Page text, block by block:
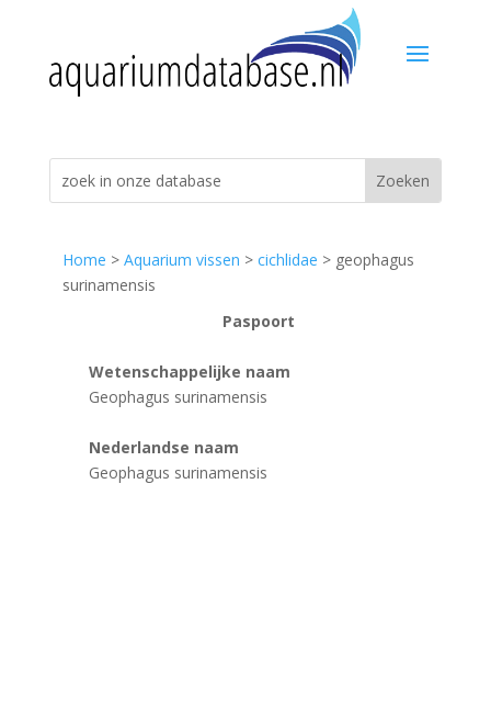
Home > Aquarium vissen > cichlidae > geophagus
surinamensis
Paspoort
Wetenschappelijke naam
Geophagus surinamensis
Nederlandse naam
Geophagus surinamensis